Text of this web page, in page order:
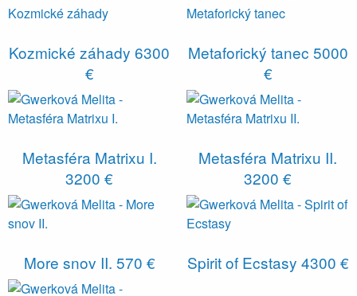
Kozmické záhady 6300
€
Metaforický tanec 5000
€
Metasféra Matrixu I.
3200 €
Metasféra Matrixu II.
3200 €
More snov II. 570 € Spirit of Ecstasy 4300 €